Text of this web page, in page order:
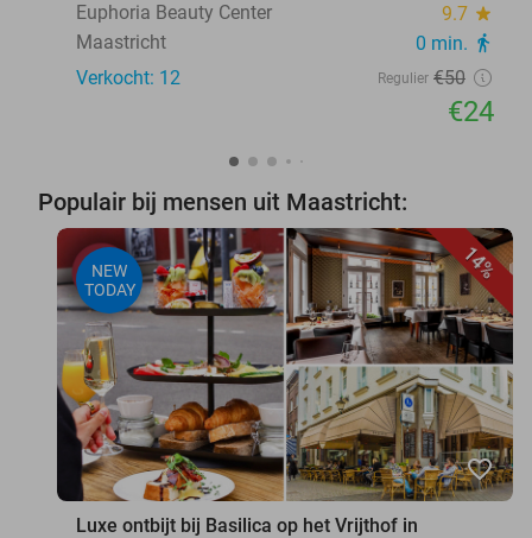
Euphoria Beauty Center
9.7 star
Maastricht 0 min. directions_walk
Verkocht: 12 Regulier €50
€24
Populair bij mensen uit Maastricht:
14%
NEW
TODAY
favorite_border
Luxe ontbijt bij Basilica op het Vrijthof in